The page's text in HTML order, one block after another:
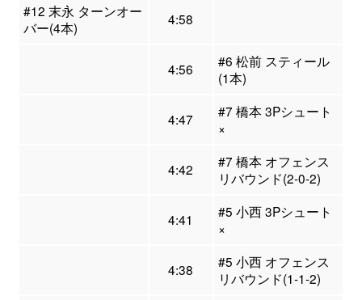
#12 末永 ターンオー
バー(4本)
4:58
4:56
#6 松前 スティール
(1本)
4:47
#7 橋本 3Pシュート
×
4:42
#7 橋本 オフェンス
リバウンド(2-0-2)
4:41
#5 小西 3Pシュート
×
4:38
#5 小西 オフェンス
リバウンド(1-1-2)